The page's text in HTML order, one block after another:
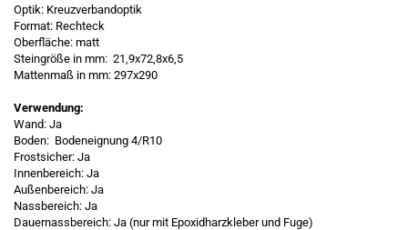
Optik: Kreuzverbandoptik
Format: Rechteck
Oberfläche: matt
Steingröße in mm: 21,9x72,8x6,5
Mattenmaß in mm: 297x290
Verwendung:
Wand: Ja
Boden: Bodeneignung 4/R10
Frostsicher: Ja
Innenbereich: Ja
Außenbereich: Ja
Nassbereich: Ja
Dauernassbereich: Ja (nur mit Epoxidharzkleber und Fuge)